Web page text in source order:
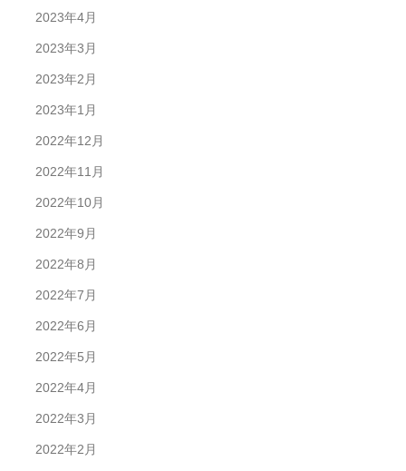
2023年4月
2023年3月
2023年2月
2023年1月
2022年12月
2022年11月
2022年10月
2022年9月
2022年8月
2022年7月
2022年6月
2022年5月
2022年4月
2022年3月
2022年2月